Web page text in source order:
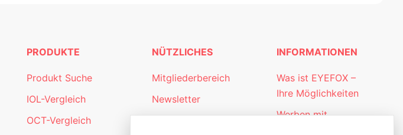
PRODUKTE
Produkt Suche
IOL-Vergleich
OCT-Vergleich
NÜTZLICHES
Mitgliederbereich
Newsletter
INFORMATIONEN
Was ist EYEFOX –
Ihre Möglichkeiten
Werben mit